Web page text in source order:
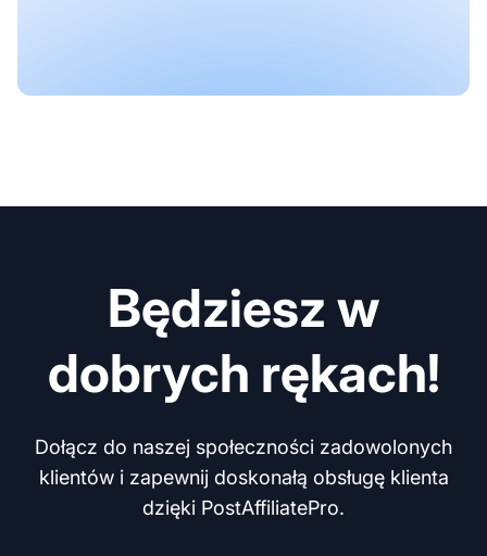
Będziesz w
dobrych rękach!
Dołącz do naszej społeczności zadowolonych
klientów i zapewnij doskonałą obsługę klienta
dzięki PostAffiliatePro.